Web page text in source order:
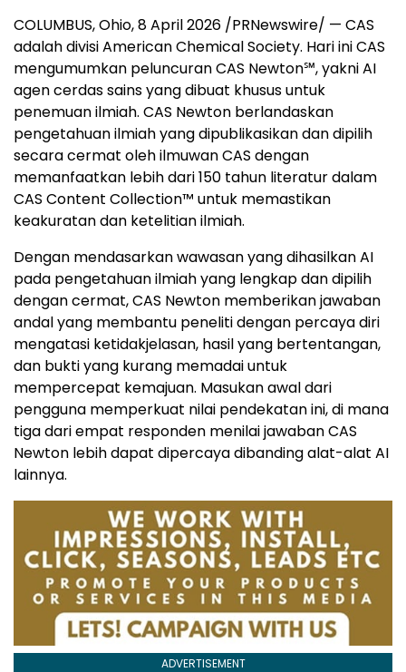
COLUMBUS, Ohio,8 April 2026 /PRNewswire/ — CAS
adalah divisi American Chemical Society. Hari ini CAS
mengumumkan peluncuran CAS Newton℠, yakni AI
agen cerdas sains yang dibuat khusus untuk
penemuan ilmiah. CAS Newton berlandaskan
pengetahuan ilmiah yang dipublikasikan dan dipilih
secara cermat oleh ilmuwan CAS dengan
memanfaatkan lebih dari 150 tahun literatur dalam
CAS Content Collection™ untuk memastikan
keakuratan dan ketelitian ilmiah.
Dengan mendasarkan wawasan yang dihasilkan AI
pada pengetahuan ilmiah yang lengkap dan dipilih
dengan cermat, CAS Newton memberikan jawaban
andal yang membantu peneliti dengan percaya diri
mengatasi ketidakjelasan, hasil yang bertentangan,
dan bukti yang kurang memadai untuk
mempercepat kemajuan. Masukan awal dari
pengguna memperkuat nilai pendekatan ini, di mana
tiga dari empat responden menilai jawaban CAS
Newton lebih dapat dipercaya dibanding alat-alat AI
lainnya.
ADVERTISEMENT